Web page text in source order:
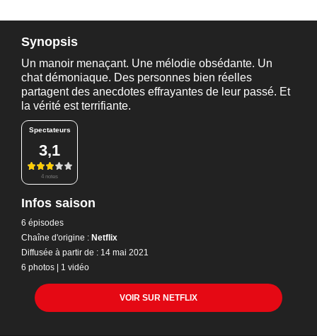
Synopsis
Un manoir menaçant. Une mélodie obsédante. Un
chat démoniaque. Des personnes bien réelles
partagent des anecdotes effrayantes de leur passé. Et
la vérité est terrifiante.
Spectateurs
3,1
4 notes
Infos saison
6 épisodes
Chaîne d'origine : Netflix
Diffusée à partir de : 14 mai 2021
6 photos | 1 vidéo
VOIR SUR NETFLIX